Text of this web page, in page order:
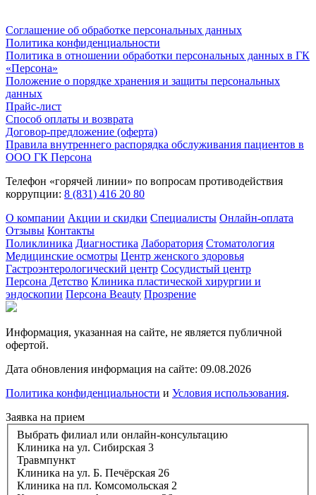
Соглашение об обработке персональных данных
Политика конфиденциальности
Политика в отношении обработки персональных данных в ГК
«Персона»
Положение о порядке хранения и защиты персональных
данных
Прайс-лист
Способ оплаты и возврата
Договор-предложение (оферта)
Правила внутреннего распорядка обслуживания пациентов в
ООО ГК Персона
Телефон «горячей линии» по вопросам противодействия
коррупции: 8 (831) 416 20 80
О компании Акции и скидки Специалисты Онлайн-оплата
Отзывы Контакты
Поликлиника Диагностика Лаборатория Стоматология
Медицинские осмотры Центр женского здоровья
Гастроэнтерологический центр Сосудистый центр
Персона Детство Клиника пластической хирургии и
эндоскопии Персона Beauty Прозрение
Информация, указанная на сайте, не является публичной
офертой.
Дата обновления информация на сайте: 09.08.2026
Политика конфиденциальности и Условия использования.
Заявка на прием
Выбрать филиал или онлайн-консультацию
Клиника на ул. Сибирская 3
Травмпункт
Клиника на ул. Б. Печёрская 26
Клиника на пл. Комсомольская 2